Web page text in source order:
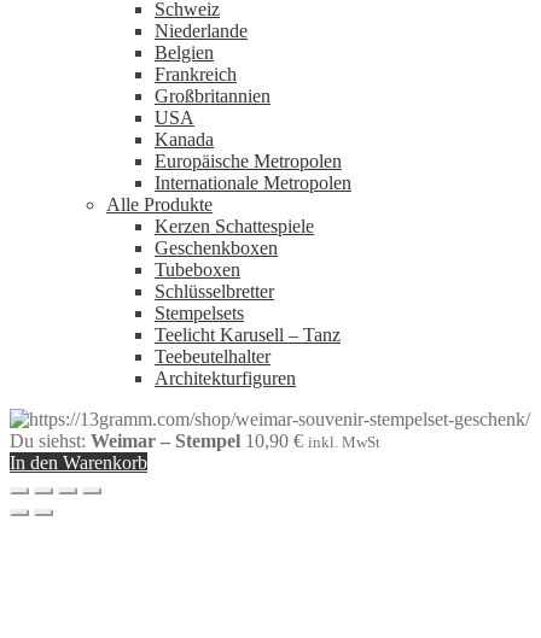
Schweiz
Niederlande
Belgien
Frankreich
Großbritannien
USA
Kanada
Europäische Metropolen
Internationale Metropolen
Alle Produkte
Kerzen Schattespiele
Geschenkboxen
Tubeboxen
Schlüsselbretter
Stempelsets
Teelicht Karusell – Tanz
Teebeutelhalter
Architekturfiguren
Du siehst: Weimar – Stempel 10,90 € inkl. MwSt
In den Warenkorb